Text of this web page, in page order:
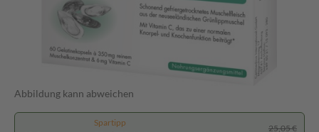
Abbildung kann abweichen
Spartipp
25,05 €